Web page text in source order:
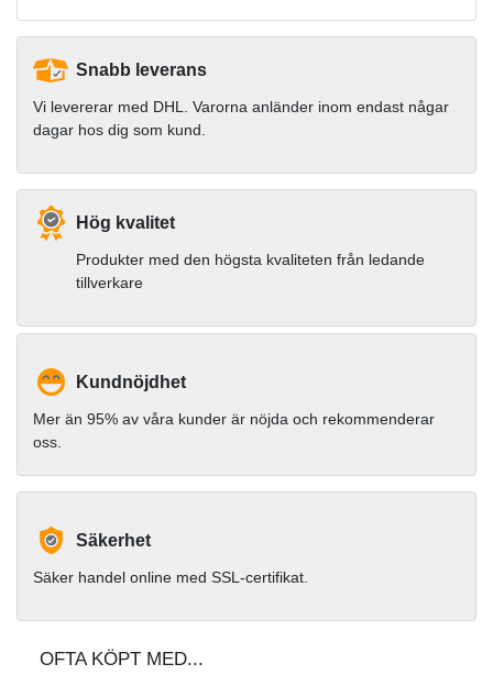
Snabb leverans
Vi levererar med DHL. Varorna anländer inom endast någar
dagar hos dig som kund.
Hög kvalitet
Produkter med den högsta kvaliteten från ledande
tillverkare
Kundnöjdhet
Mer än 95% av våra kunder är nöjda och rekommenderar
oss.
Säkerhet
Säker handel online med SSL-certifikat.
OFTA KÖPT MED...